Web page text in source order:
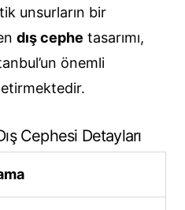
unsurların bir
dış cephe tasarımı,
önemli
Cephesi Detayları